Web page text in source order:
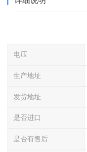
电压
生产地址
发货地址
是否进口
是否有售后